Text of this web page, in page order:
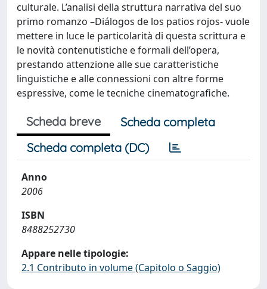
culturale. L’analisi della struttura narrativa del suo
primo romanzo –Diálogos de los patios rojos- vuole
mettere in luce le particolarità di questa scrittura e
le novità contenutistiche e formali dell’opera,
prestando attenzione alle sue caratteristiche
linguistiche e alle connessioni con altre forme
espressive, come le tecniche cinematografiche.
Scheda breve
Scheda completa
Scheda completa (DC)
Anno
2006
ISBN
8488252730
Appare nelle tipologie:
2.1 Contributo in volume (Capitolo o Saggio)